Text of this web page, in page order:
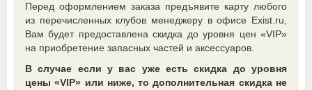
Перед оформлением заказа предъявите карту любого
из перечисленных клубов менеджеру в офисе Exist.ru,
Вам будет предоставлена скидка до уровня цен «VIP»
на приобретение запасных частей и аксессуаров.
В случае если у вас уже есть скидка до уровня
цены «VIP» или ниже, то дополнительная скидка не